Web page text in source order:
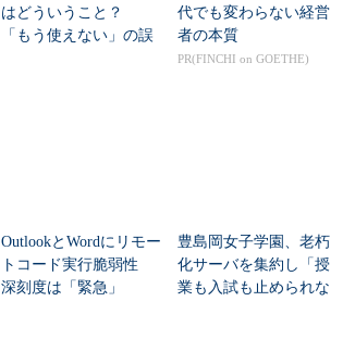
はどういうこと？
「もう使えない」の誤
代でも変わらない経営
者の本質
PR(FINCHI on GOETHE)
OutlookとWordにリモー
トコード実行脆弱性
深刻度は「緊急」
豊島岡女子学園、老朽
化サーバを集約し「授
業も入試も止められな